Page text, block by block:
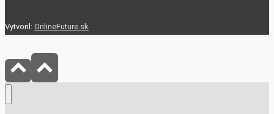
Vytvoril: OnlineFuture.sk